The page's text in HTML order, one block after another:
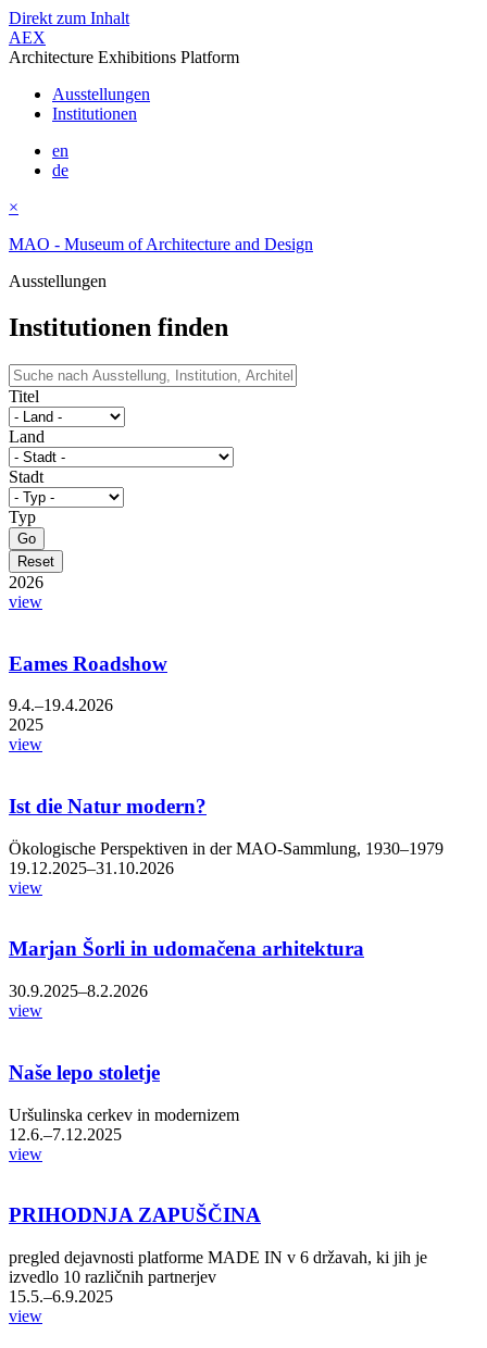
Direkt zum Inhalt
AEX
Architecture Exhibitions Platform
Ausstellungen
Institutionen
en
de
×
MAO - Museum of Architecture and Design
Ausstellungen
Institutionen finden
Titel
Land
Stadt
Typ
2026
view
Eames Roadshow
9.4.–19.4.2026
2025
view
Ist die Natur modern?
Ökologische Perspektiven in der MAO-Sammlung, 1930–1979
19.12.2025–31.10.2026
view
Marjan Šorli in udomačena arhitektura
30.9.2025–8.2.2026
view
Naše lepo stoletje
Uršulinska cerkev in modernizem
12.6.–7.12.2025
view
PRIHODNJA ZAPUŠČINA
pregled dejavnosti platforme MADE IN v 6 državah, ki jih je
izvedlo 10 različnih partnerjev
15.5.–6.9.2025
view